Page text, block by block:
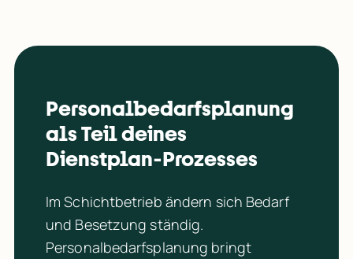
Personalbedarfsplanung
als Teil deines
Dienstplan‑Prozesses
Im Schichtbetrieb ändern sich Bedarf
und Besetzung ständig.
Personalbedarfsplanung bringt